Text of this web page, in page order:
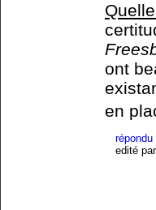
ont
en
répondu
edité par